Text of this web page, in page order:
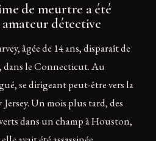
de meurtre a été
détective
âgée de 14 ans, disparaît de
dans le Connecticut. Au
se dirigeant peut-être vers la
Un mois plus tard, des
dans un champ à Houston,